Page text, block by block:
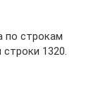
по строкам
1320.